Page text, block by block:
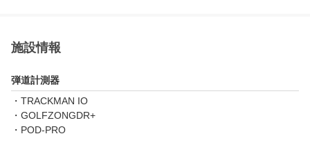
施設情報
弾道計測器
・TRACKMAN IO
・GOLFZONGDR+
・POD-PRO